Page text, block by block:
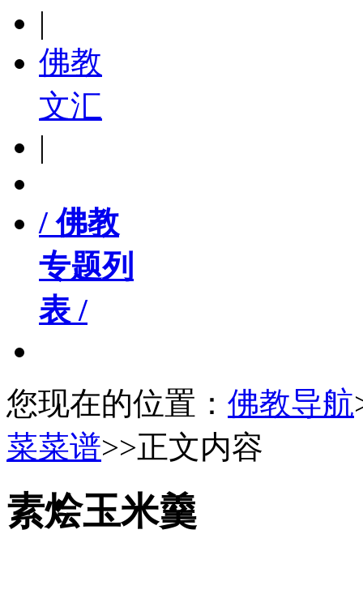
|
佛教
文汇
|
/ 佛教
专题列
表 /
您现在的位置： 佛教导航
菜菜谱>>正文内容
素烩玉米羹